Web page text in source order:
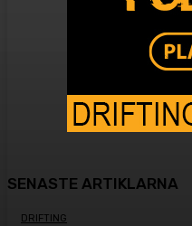
SENASTE ARTIKLARNA
DRIFTING